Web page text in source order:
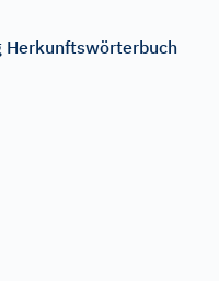
Herkunftswörterbuch